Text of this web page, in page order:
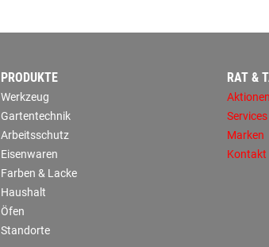
PRODUKTE
Werkzeug
Gartentechnik
Arbeitsschutz
Eisenwaren
Farben & Lacke
Haushalt
Öfen
Standorte
RAT &
Aktionen
Services
Marken
Kontakt